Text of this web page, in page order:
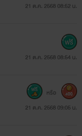
21 ต.ค. 2568 08:52 น.
21 ต.ค. 2568 08:54 น.
21 ต.ค. 2568 09:05 น.
หรือ 400